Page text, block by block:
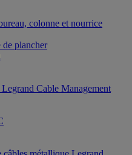
colonne et nourrice
de plancher
Cable Management